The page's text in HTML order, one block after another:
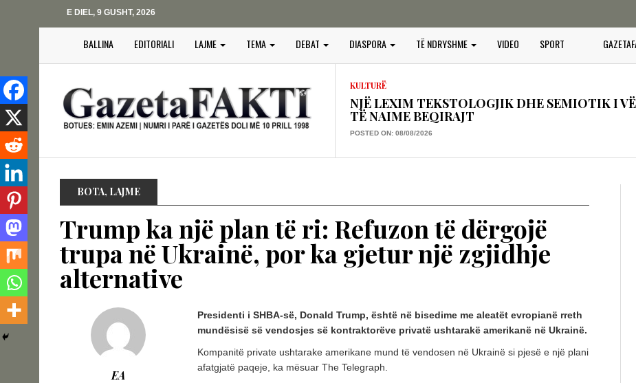
E DIEL, 9 GUSHT, 2026
BALLINA EDITORIALI LAJME TEMA DEBAT DIASPORA TË NDRYSHME VIDEO SPORT
PROJEKTI I PADUKSHËM I SPASTRIMIT ETNIK
IDENTITETIT
POSTED ON: 20/07/2026
KULTURË
NJË LEXIM TEKSTOLOGJIK DHE SEMIOTIK I
TË NAIME BEQIRAJT
POSTED ON: 08/08/2026
OPINIONE
“BOTA SERBE”, KËRCËNIM PËR PAQEN,
PERËNDIMOR
POSTED ON: 25/07/2026
POSTED ON: 25/07/2026
PROJEKTI I PADUKSHËM I SPASTRIMIT ETNIK
IDENTITETIT
BOTA, LAJME
Trump ka një plan të ri: Refuzon të dërgojë
trupa në Ukrainë, por ka gjetur një zgjidhje
alternative
EA
Presidenti i SHBA-së, Donald Trump, është në bisedime me aleatët evropianë rreth
mundësisë së vendosjes së kontraktorëve privatë ushtarakë amerikanë në Ukrainë.
Kompanitë private ushtarake amerikane mund të vendosen në Ukrainë si pjesë e një plani
afatgjatë paqeje, ka mësuar The Telegraph.